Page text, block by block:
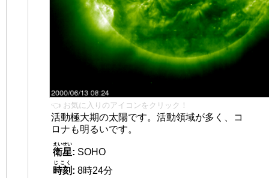
👈 お気に入りのアイコンをクリック！
活動極大期の太陽です。活動領域が多く、コ
ロナも明るいです。
衛星
えいせい
: SOHO
時刻
じこく
: 8時24分